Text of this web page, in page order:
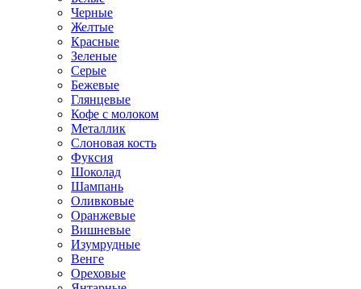
Черные
Желтые
Красные
Зеленые
Серые
Бежевые
Глянцевые
Кофе с молоком
Металлик
Слоновая кость
Фуксия
Шоколад
Шампань
Оливковые
Оранжевые
Вишневые
Изумрудные
Венге
Ореховые